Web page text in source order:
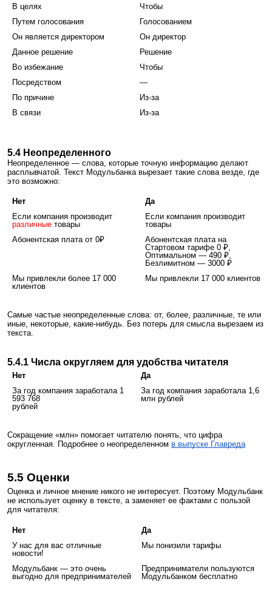
В целях
Чтобы
Путем голосования
Голосованием
Он является директором
Он директор
Данное решение
Решение
Во избежание
Чтобы
Посредством
—
По причине
Из-за
В связи
Из-за
5.4 Неопределенного
Неопределенное — слова, которые точную информацию делают
расплывчатой. Текст Модульбанка вырезает такие слова везде, где
это возможно:
Нет
Да
Если компания производит
различныетовары
Если компания производит
товары
Абонентская плата от 0₽
Абонентская плата на
Стартовом тарифе 0 ₽,
Оптимальном — 490 ₽,
Безлимитном — 3000 ₽
Мы привлекли более 17 000
клиентов
Мы привлекли 17 000 клиентов
Самые частые неопределенные слова: от, более, различные, те или
иные, некоторые, какие-нибудь. Без потерь для смысла вырезаем из
текста.
5.4.1 Числа округляем для удобства читателя
Нет
Да
За год компания заработала 1
593 768
рублей
За год компания заработала 1,6
млн рублей
Сокращение «млн» помогает читателю понять, что цифра
округленная. Подробнее о неопределенном в выпуске Главреда
5.5 Оценки
Оценка и личное мнение никого не интересует. Поэтому Модульбанк
не использует оценку в тексте, а заменяет ее фактами с пользой
для читателя:
Нет
Да
У нас для вас отличные
новости!
Мы понизили тарифы
Модульбанк — это очень
выгодно для предпринимателей
Предприниматели пользуются
Модульбанком бесплатно